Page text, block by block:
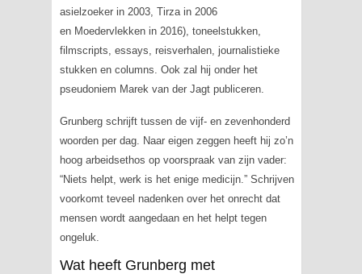
asielzoekerin 2003, Tirzain 2006
en Moedervlekkenin 2016), toneelstukken,
filmscripts, essays, reisverhalen, journalistieke
stukken en columns. Ook zal hij onder het
pseudoniem Marek van der Jagt publiceren.
Grunberg schrijft tussen de vijf- en zevenhonderd
woorden per dag. Naar eigen zeggen heeft hij zo’n
hoog arbeidsethos op voorspraak van zijn vader:
“Niets helpt, werk is het enige medicijn.” Schrijven
voorkomt teveel nadenken over het onrecht dat
mensen wordt aangedaan en het helpt tegen
ongeluk.
Wat heeft Grunberg met